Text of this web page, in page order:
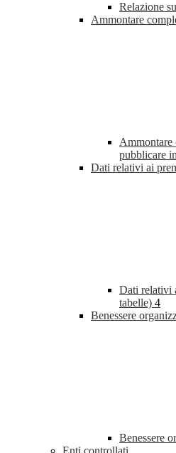
Relazione
Ammontare
Ammontare
pubblicare
Dati relativi ai
Dati relativi
tabelle) 4
Benessere
Benessere